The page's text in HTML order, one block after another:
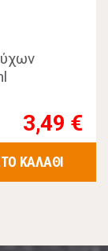
3,49 €
ΚΑΛΑΘΙ